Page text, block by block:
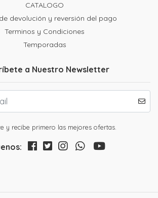
CATALOGO
devolución y reversión del pago
Terminos y Condiciones
Temporadas
a Nuestro Newsletter
y recibe primero las mejores ofertas.